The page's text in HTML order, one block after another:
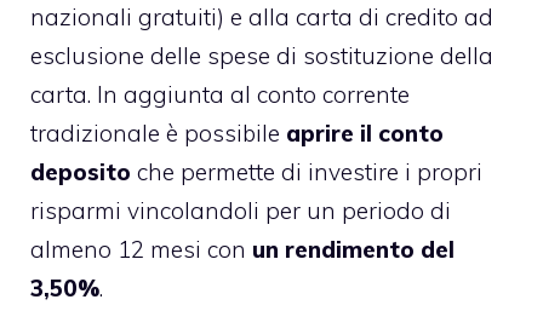
nazionali gratuiti) e alla carta di credito ad
esclusione delle spese di sostituzione della
carta. In aggiunta al conto corrente
tradizionale è possibile aprire il conto
deposito che permette di investire i propri
risparmi vincolandoli per un periodo di
almeno 12 mesi con un rendimento del
3,50%.